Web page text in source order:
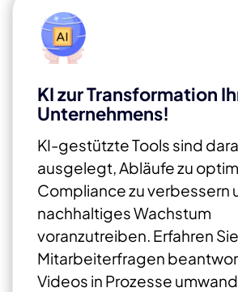
KI zur Transformation
Unternehmens!
KI-gestützte Tools sind
ausgelegt, Abläufe zu
Compliance zu verbessern
nachhaltiges Wachstum
voranzutreiben. Erfahren
Mitarbeiterfragen
Videos in Prozesse